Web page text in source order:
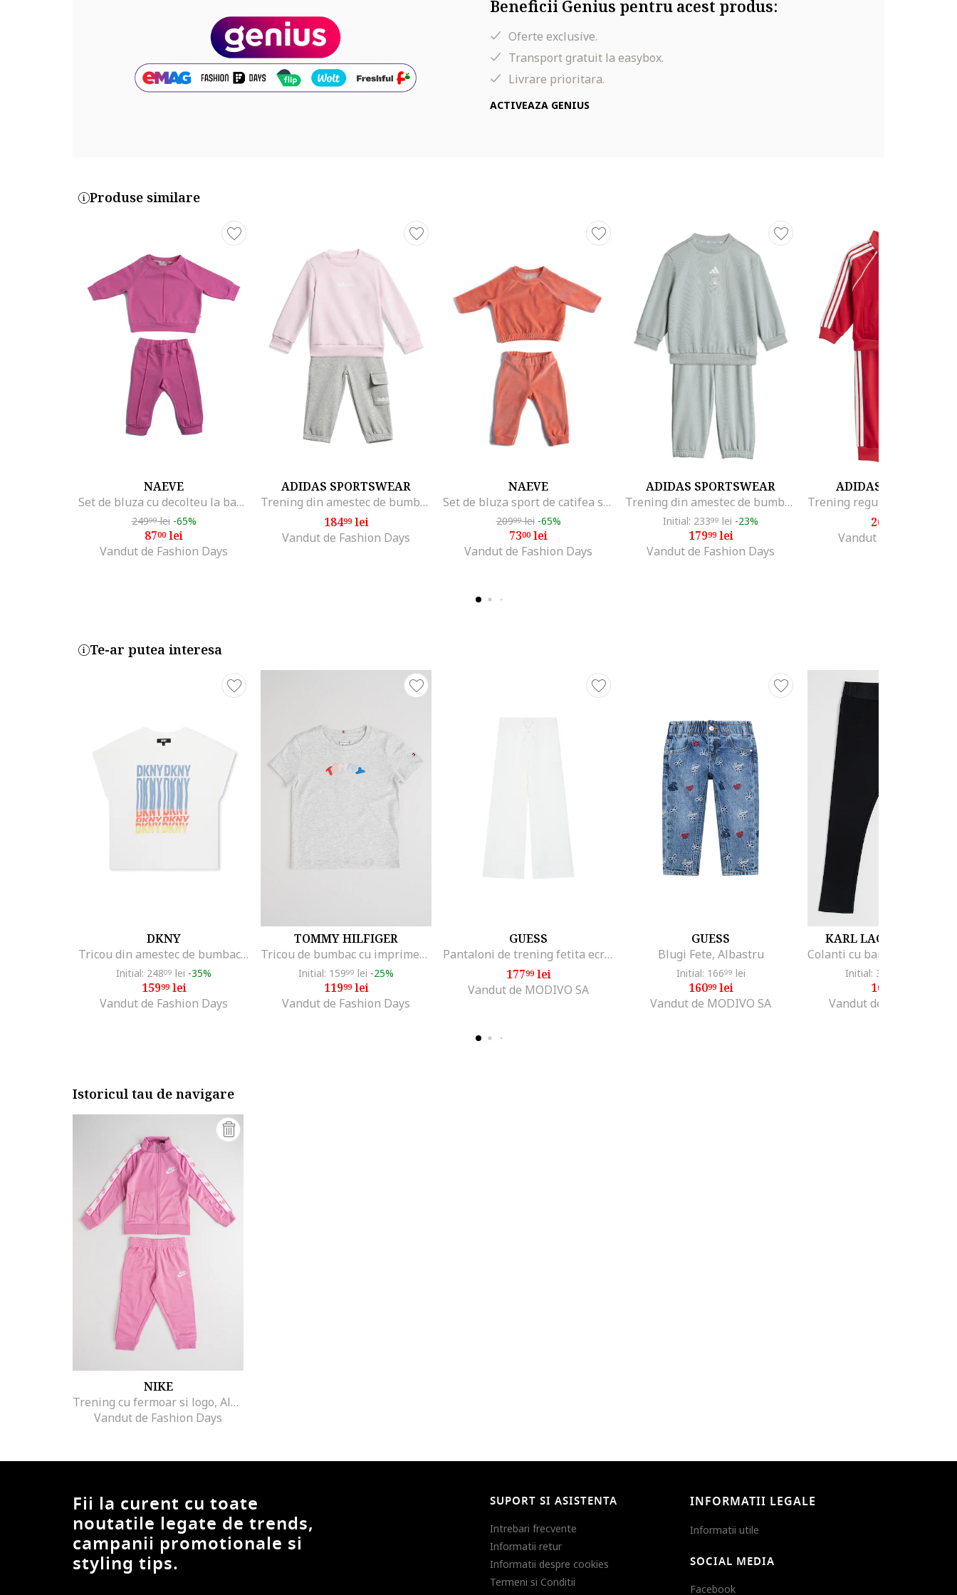
Beneficii Genius pentru acest produs:
Oferte exclusive.
Transport gratuit la easybox.
Livrare prioritara.
ACTIVEAZA GENIUS
Produse similare
NAEVE
Set de bluza cu decolteu la baza gatului si pantaloni de trening, Roz
24999lei -65%
8700lei
Vandut de Fashion Days
ADIDAS SPORTSWEAR
Trening din amestec de bumbac cu buzunar cargo, Roz pastel/Gri melange
18499lei
Vandut de Fashion Days
NAEVE
Set de bluza sport de catifea si pantaloni sport1, Coral
20999lei -65%
7300lei
Vandut de Fashion Days
ADIDAS SPORTSWEAR
Trening din amestec de bumbac cu imprimeu grafic pe spate, Verde pal
Initial: 23399 lei -23%
17999lei
Vandut de Fashion Days
ADIDAS ORIGINALS
262
Vandut de Top Sport
Te-ar putea interesa
DKNY
Tricou din amestec de bumbac cu imprimeu logo, Alb
Initial: 24809 lei -35%
15999lei
Vandut de Fashion Days
TOMMY HILFIGER
Tricou de bumbac cu imprimeu logo cauciucat, Gri deschis melange
Initial: 15999 lei -25%
11999lei
Vandut de Fashion Days
GUESS
Pantaloni de trening fetita ecru,
17799lei
Vandut de MODIVO SA
GUESS
Blugi Fete, Albastru
Initial: 16699 lei
16099lei
Vandut de MODIVO SA
KARL LAGERFELD
Initial: 366
169
Vandut de Fashion Days
Istoricul tau de navigare
NIKE
Trening cu fermoar si logo, Alb/Roz prafuit
Vandut de Fashion Days
Fii la curent cu toate
noutatile legate de trends,
campanii promotionale si
styling tips.
SUPORT SI ASISTENTA
Intrebari frecvente
Informatii retur
Informatii despre cookies
Termeni si Conditii
INFORMATII LEGALE
Informatii utile
SOCIAL MEDIA
Facebook